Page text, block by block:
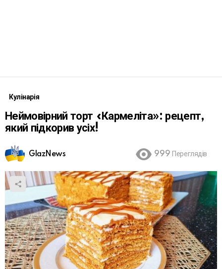
Кулінарія
Неймовірний торт «Кармеліта»: рецепт,
який підкорив усіх!
GlazNews 999 Переглядів